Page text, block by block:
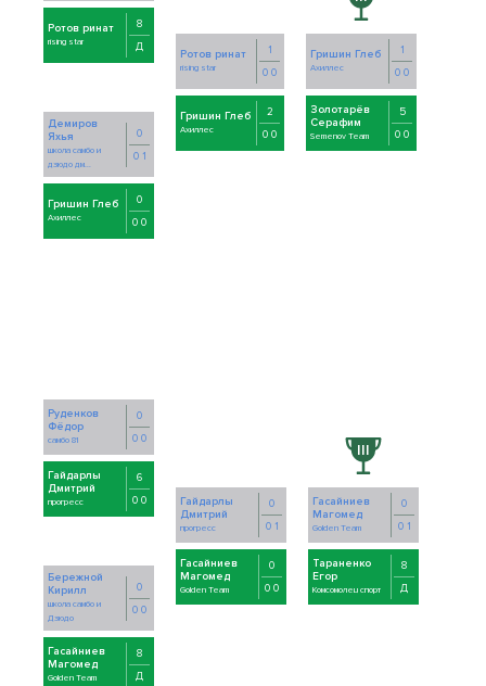
Ротов ринат
rising star
8
Д
Демиров
Яхья
школа самбо и
дзюдо дм...
0
0 1
Гришин Глеб
Ахиллес
0
0 0
Ротов ринат
rising star
1
0 0
Гришин Глеб
Ахиллес
2
0 0
Гришин Глеб
Ахиллес
1
0 0
Золотарёв
Серафим
Semenov Team
5
0 0
Руденков
Фёдор
самбо 81
0
0 0
Гайдарлы
Дмитрий
прогресс
6
0 0
Бережной
Кирилл
школа самбо и
Дзюдо
0
0 0
Гасайниев
Магомед
Golden Team
8
Д
Гайдарлы
Дмитрий
прогресс
0
0 1
Гасайниев
Магомед
Golden Team
0
0 0
Гасайниев
Магомед
Golden Team
0
0 1
Тараненко
Егор
Комсомолец спорт
8
Д